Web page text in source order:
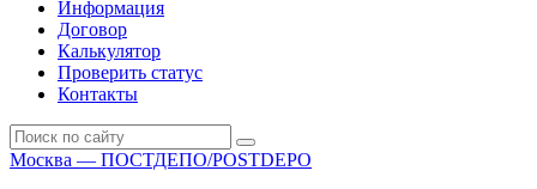
Информация
Договор
Калькулятор
Проверить статус
Контакты
Москва — ПОСТДЕПО/POSTDEPO